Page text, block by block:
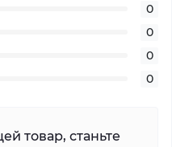
0
0
0
0
товар, станьте